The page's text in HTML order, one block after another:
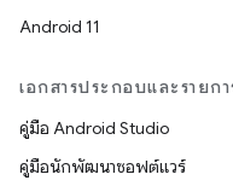
Android 11
เอกสารประกอบและรายก
คู่มือ Android Studio
คู่มือนักพัฒนาซอฟต์แวร์